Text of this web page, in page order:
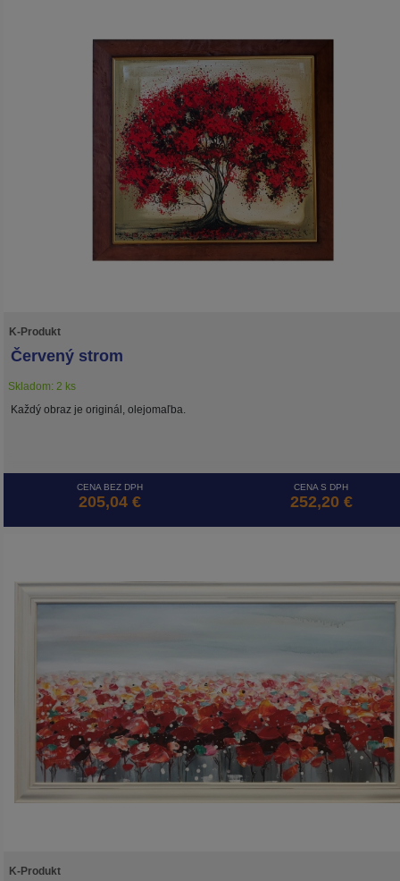
K-Produkt
Červený strom
Skladom: 2 ks
Každý obraz je originál, olejomaľba.
CENA BEZ DPH
205,04 €
CENA S DPH
252,20 €
K-Produkt